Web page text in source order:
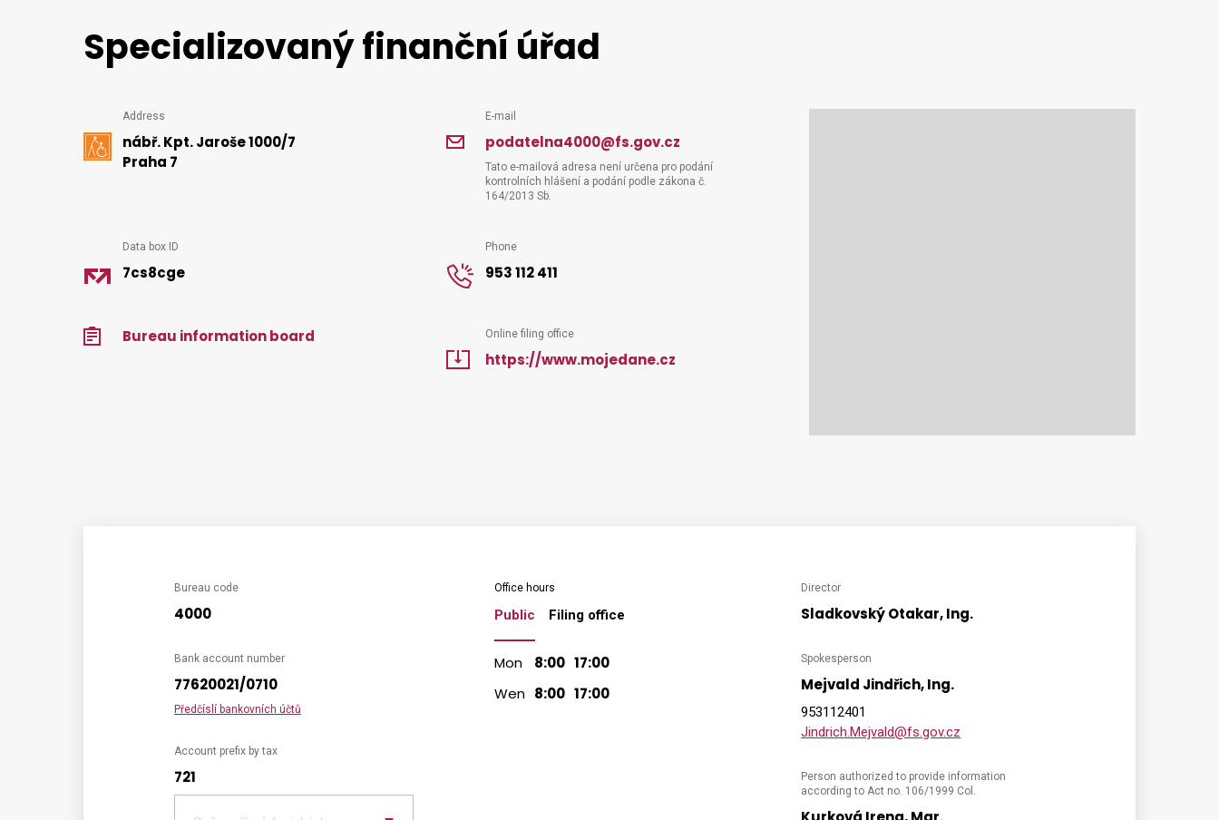
Specializovaný finanční úřad
Detailed
information
Address
nábř. Kpt. Jaroše 1000/7
Praha 7
Data box ID
7cs8cge
E-mail
podatelna4000@fs.gov.cz
Tato e-mailová adresa není určena pro podání
kontrolních hlášení a podání podle zákona č.
164/2013 Sb.
Phone
953 112 411
Online filing office
https://www.mojedane.cz
Bureau information board
Bureau code
4000
Bank account number
77620021/0710
Předčíslí bankovních účtů
Account prefix by tax
721
Office hours
Public Filing office
Mon 8:00 17:00
Wen 8:00 17:00
Director
Sladkovský Otakar, Ing.
Spokesperson
Mejvald Jindřich, Ing.
953112401
Jindrich.Mejvald@fs.gov.cz
Person authorized to provide information
according to Act no. 106/1999 Col.